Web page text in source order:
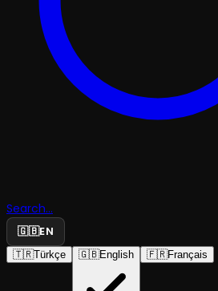
Search...
🇬🇧EN
🇹🇷Türkçe 🇬🇧English 🇫🇷Français